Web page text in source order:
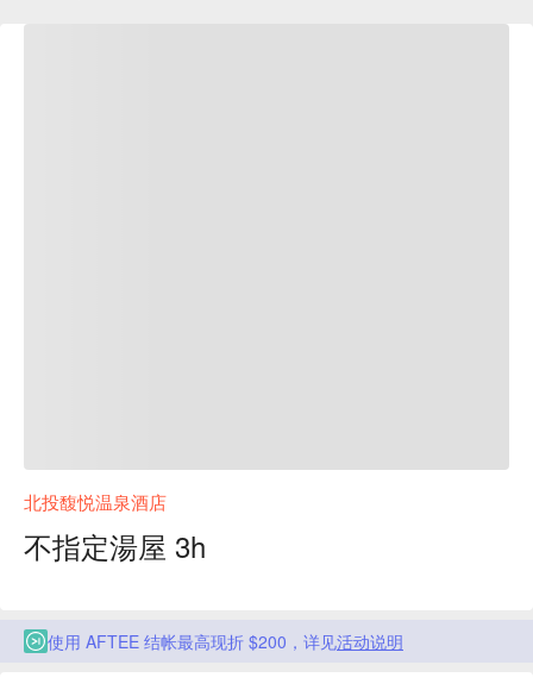
北投馥悦温泉酒店
不指定湯屋 3h
使用 AFTEE 结帐最高现折 $200，详见活动说明